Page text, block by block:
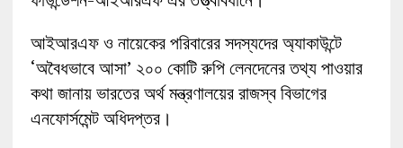
আইআরএফ ও নায়েকের পরিবারের সদস্যদের অ্যাকাউন্টে
‘অবৈধভাবে আসা’ ২০০ কোটি রুপি লেনদেনের তথ্য পাওয়ার
কথা জানায় ভারতের অর্থ মন্ত্রণালয়ের রাজস্ব বিভাগের
এনফোর্সমেন্ট অধিদপ্তর।